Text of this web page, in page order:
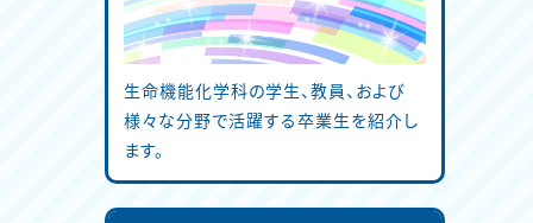
生命機能化学科の学生、教員、および
様々な分野で活躍する卒業生を紹介し
ます。